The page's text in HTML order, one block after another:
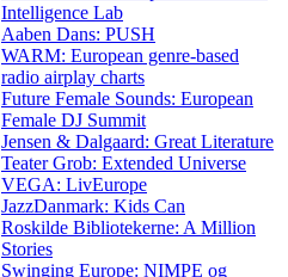
Intelligence Lab
Aaben Dans: PUSH
WARM: European genre-based
radio airplay charts
Future Female Sounds: European
Female DJ Summit
Jensen & Dalgaard: Great Literature
Teater Grob: Extended Universe
VEGA: LivEurope
JazzDanmark: Kids Can
Roskilde Bibliotekerne: A Million
Stories
Swinging Europe: NIMPE og